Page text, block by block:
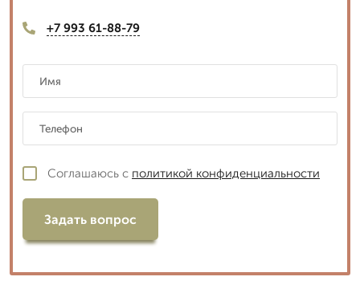
+7 993 61-88-79
Соглашаюсь с политикой конфиденциальности
Задать вопрос